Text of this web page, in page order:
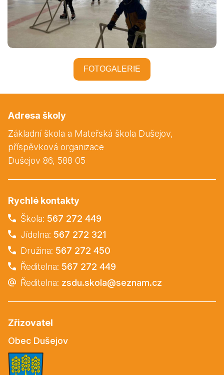
FOTOGALERIE
Adresa školy
Základní škola a Mateřská škola Dušejov,
příspěvková organizace
Dušejov 86, 588 05
Rychlé kontakty
Škola: 567 272 449
Jídelna: 567 272 321
Družina: 567 272 450
Ředitelna: 567 272 449
Ředitelna: zsdu.skola@seznam.cz
Zřizovatel
Obec Dušejov